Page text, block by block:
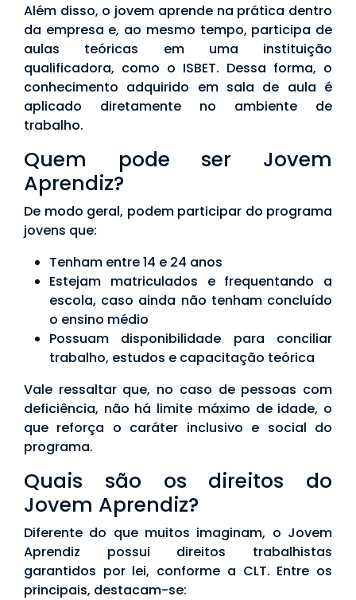
Além disso, o jovem aprende na prática dentro
da empresa e, ao mesmo tempo, participa de
aulas teóricas em uma instituição
qualificadora, como o ISBET. Dessa forma, o
conhecimento adquirido em sala de aula é
aplicado diretamente no ambiente de
trabalho.
Quem pode ser Jovem
Aprendiz?
De modo geral, podem participar do programa
jovens que:
Tenham entre 14 e 24 anos
Estejam matriculados e frequentando a
escola, caso ainda não tenham concluído
o ensino médio
Possuam disponibilidade para conciliar
trabalho, estudos e capacitação teórica
Vale ressaltar que, no caso de pessoas com
deficiência, não há limite máximo de idade, o
que reforça o caráter inclusivo e social do
programa.
Quais são os direitos do
Jovem Aprendiz?
Diferente do que muitos imaginam, o Jovem
Aprendiz possui direitos trabalhistas
garantidos por lei, conforme a CLT. Entre os
principais, destacam-se: